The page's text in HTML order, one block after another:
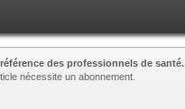
des professionnels de santé.
nécessite un abonnement.